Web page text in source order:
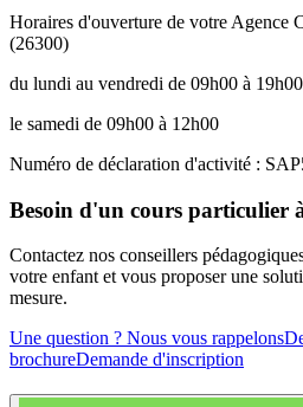
Horaires d'ouverture de votre Agence
(26300)
du lundi au vendredi de 09h00 à 19h00
le samedi de 09h00 à 12h00
Numéro de déclaration d'activité :
Besoin d'un cours particulier
Contactez nos conseillers
votre enfant et vous proposer une
mesure.
Une question ? Nous vous rappelons
brochureDemande d'inscription